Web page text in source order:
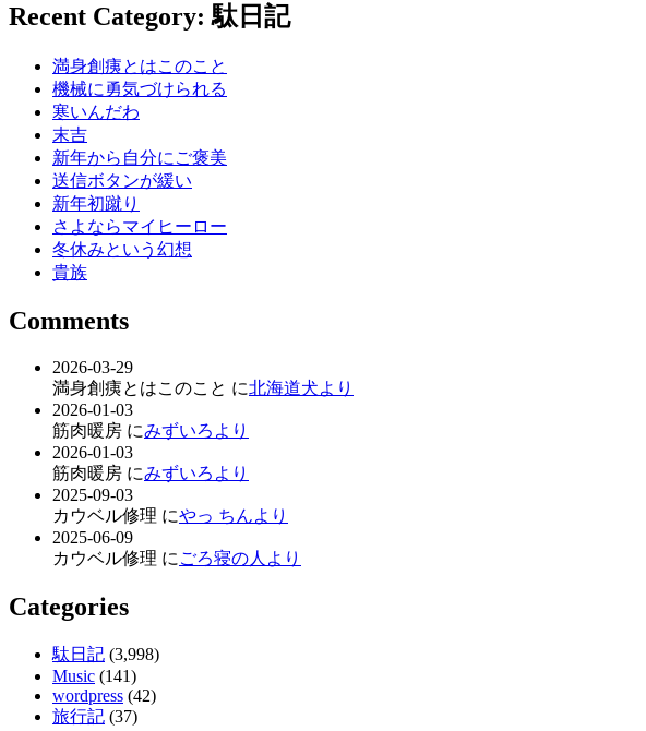
Recent Category: 駄日記
満身創痍とはこのこと
機械に勇気づけられる
寒いんだわ
末吉
新年から自分にご褒美
送信ボタンが緩い
新年初蹴り
さよならマイヒーロー
冬休みという幻想
貴族
Comments
2026-03-29
満身創痍とはこのこと に北海道犬より
2026-01-03
筋肉暖房 にみずいろより
2026-01-03
筋肉暖房 にみずいろより
2025-09-03
カウベル修理 にやっ ちんより
2025-06-09
カウベル修理 に ごろ寝の人より
Categories
駄日記 (3,998)
Music (141)
wordpress (42)
旅行記 (37)